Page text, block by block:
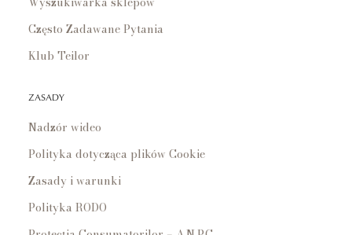
Często Zadawane Pytania
Klub Teilor
ZASADY
Nadzór wideo
Polityka dotycząca plików Cookie
Zasady i warunki
Polityka RODO